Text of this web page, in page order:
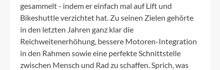
gesammelt - indem er einfach mal auf Lift und
Bikeshuttle verzichtet hat. Zu seinen Zielen gehörte
in den letzten Jahren ganz klar die
Reichweitenerhöhung, bessere Motoren-Integration
in den Rahmen sowie eine perfekte Schnittstelle
zwischen Mensch und Rad zu schaffen. Sprich, was